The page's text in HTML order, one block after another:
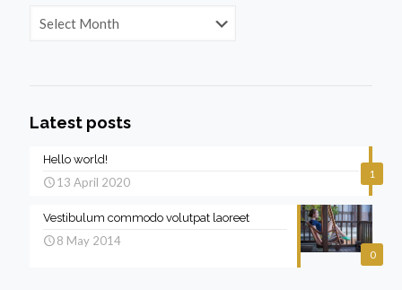
Latest posts
1
Hello world!
13 April 2020
0
Vestibulum commodo volutpat laoreet
8 May 2014